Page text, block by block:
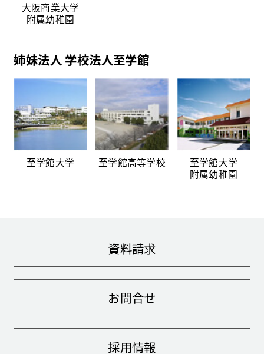
大阪商業大学
附属幼稚園
姉妹法人 学校法人至学館
至学館大学 至学館高等学校
至学館大学
附属幼稚園
資料請求
お問合せ
採用情報